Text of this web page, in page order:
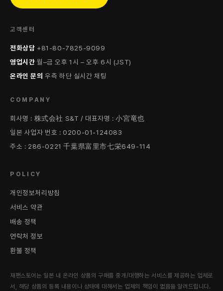
고객센터
전화상담 +81-80-7825-9099
영업시간 월–금 오후 1시 – 오후 6시 (JST)
온라인 문의 우측 하단 실시간 채팅
COMPANY
회사명 : 株式会社 S&T / 대표자명 : 小宮竜也
일본 사업자 번호 : 0200-01-124083
주소 : 286-0221 千葉県富里市七栄649-114
POLICY
개인정보처리방침
서비스 약관
배송 정책
연락처 정보
환불 정책
재팬스토어는 일본 내 온라인 상품의 구매를 중개/대행하는 서비스를 제공하는 업체로
서, 해당 상품의 등록 내용이나 상태에 대해서는 업체의 책임이 없음을 알려드립니다.